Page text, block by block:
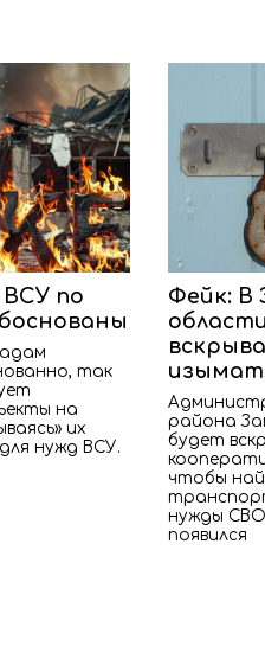
по
так
на
их
нужд ВСУ.
Фейк: В
района
будет
чтобы
нужды
появился